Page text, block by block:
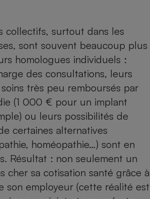
collectifs, surtout dans les
sont souvent beaucoup plus
homologues individuels :
des consultations, leurs
très peu remboursés par
(1 000 € pour un implant
ou leurs possibilités de
certaines alternatives
homéopathie…) sont en
Résultat : non seulement un
cher sa cotisation santé grâce à
son employeur (cette réalité est